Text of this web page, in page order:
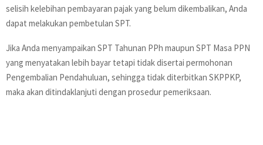
selisih kelebihan pembayaran pajak yang belum dikembalikan, Anda
dapat melakukan pembetulan SPT.
Jika Anda menyampaikan SPT Tahunan PPh maupun SPT Masa PPN
yang menyatakan lebih bayar tetapi tidak disertai permohonan
Pengembalian Pendahuluan, sehingga tidak diterbitkan SKPPKP,
maka akan ditindaklanjuti dengan prosedur pemeriksaan.